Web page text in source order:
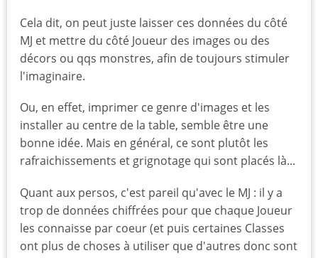
Cela dit, on peut juste laisser ces données du côté
MJ et mettre du côté Joueur des images ou des
décors ou qqs monstres, afin de toujours stimuler
l'imaginaire.
Ou, en effet, imprimer ce genre d'images et les
installer au centre de la table, semble être une
bonne idée. Mais en général, ce sont plutôt les
rafraichissements et grignotage qui sont placés là...
Quant aux persos, c'est pareil qu'avec le MJ : il y a
trop de données chiffrées pour que chaque Joueur
les connaisse par coeur (et puis certaines Classes
ont plus de choses à utiliser que d'autres donc sont